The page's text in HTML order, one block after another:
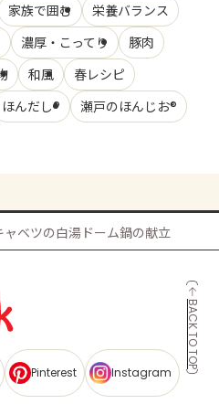
家族で囲む
栄養バランス
濃厚・こってり
豚肉
和風
春レシピ
ほんだし® 瀬戸のほんじお®
ャベツの白湯ドーム鍋の献立
BACK TO TOP
Pinterest Instagram